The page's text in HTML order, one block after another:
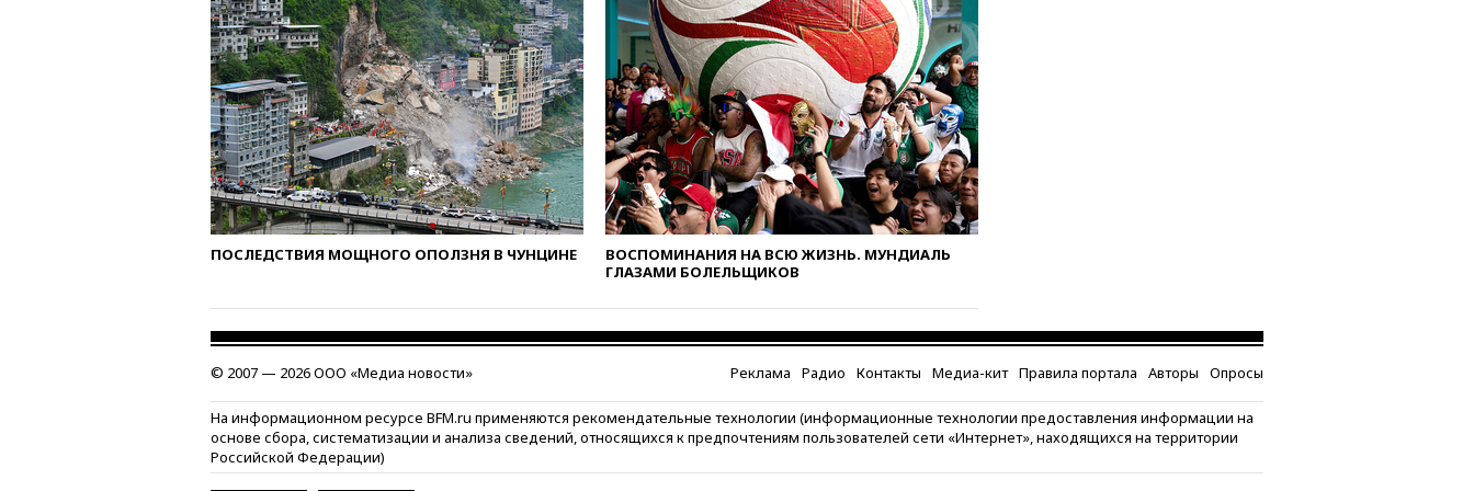
вчера, 17:50Миронов призвал
снять «Яблоко» с выборов в
Госдуму
вчера, 17:45 Правительство
получит «золотую акцию» в
управлении аэропортом
Шереметьево
вчера, 17:35Шесть человек
пострадали при ударе ВСУ по
автобусу в Запорожской
области
вчера, 17:25
ограничения
вчера, 17:17Власти РФ
атак на склады Wildberries
бизнесу
вчера, 16:55 Экс-директору
четыре года условно
ПОСЛЕДСТВИЯ МОЩНОГО ОПОЛЗНЯ В ЧУНЦИНЕ
ВОСПОМИНАНИЯ НА ВСЮ ЖИЗНЬ. МУНДИАЛЬ
ГЛАЗАМИ БОЛЕЛЬЩИКОВ
© 2007 — 2026 ООО «Медиа новости» Реклама Радио Контакты Медиа-кит Правила портала Авторы Опросы
На информационном ресурсе BFM.ru применяются рекомендательные технологии (информационные технологии предоставления информации на
основе сбора, систематизации и анализа сведений, относящихся к предпочтениям пользователей сети «Интернет», находящихся на территории
Российской Федерации)